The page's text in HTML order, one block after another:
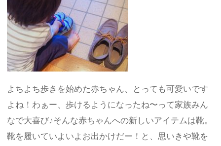
よちよち歩きを始めた赤ちゃん、とっても可愛いです
よね！わぁー、歩けるようになったね〜って家族みん
なで大喜び♪そんな赤ちゃんへの新しいアイテムは靴。
靴を履いていよいよお出かけだー！と、思いきや靴を